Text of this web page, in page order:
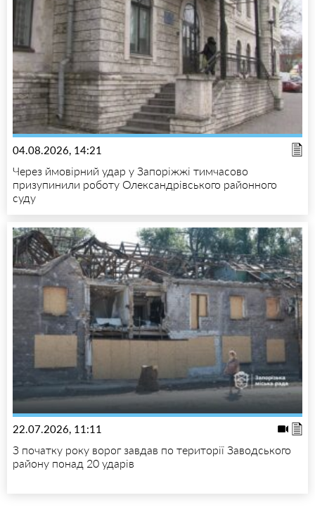
04.08.2026, 14:21
Через ймовірний удар у Запоріжжі тимчасово
призупинили роботу Олександрівського районного
суду
22.07.2026, 11:11
З початку року ворог завдав по території Заводського
району понад 20 ударів